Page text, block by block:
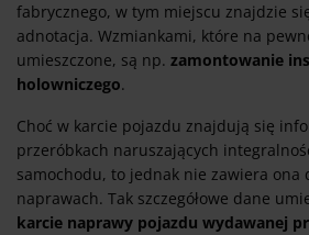
fabrycznego, w tym miejscu znajdzie
adnotacja. Wzmiankami, które na
umieszczone, są np. zamontowanie
holowniczego.
Choć w karcie pojazdu znajdują się
przeróbkach naruszających
samochodu, to jednak nie zawiera ona
naprawach. Tak szczegółowe dane
karcie naprawy pojazdu wydawanej